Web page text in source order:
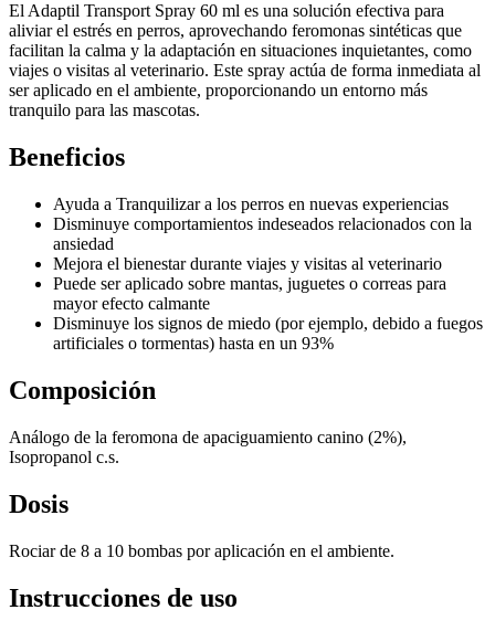
El Adaptil Transport Spray 60 ml es una solución efectiva para
aliviar el estrés en perros, aprovechando feromonas sintéticas que
facilitan la calma y la adaptación en situaciones inquietantes, como
viajes o visitas al veterinario. Este spray actúa de forma inmediata al
ser aplicado en el ambiente, proporcionando un entorno más
tranquilo para las mascotas.
Beneficios
Ayuda a Tranquilizar a los perros en nuevas experiencias
Disminuye comportamientos indeseados relacionados con la
ansiedad
Mejora el bienestar durante viajes y visitas al veterinario
Puede ser aplicado sobre mantas, juguetes o correas para
mayor efecto calmante
Disminuye los signos de miedo (por ejemplo, debido a fuegos
artificiales o tormentas) hasta en un 93%
Composición
Análogo de la feromona de apaciguamiento canino (2%),
Isopropanol c.s.
Dosis
Rociar de 8 a 10 bombas por aplicación en el ambiente.
Instrucciones de uso